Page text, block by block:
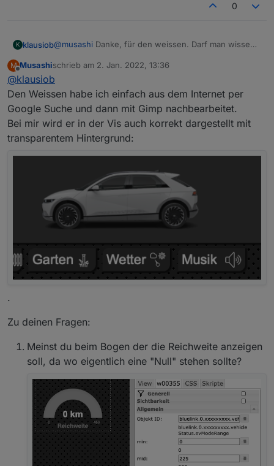
0
K klausiob@musashi Danke, für den weissen. Darf man wissen
sein. Bei den Reifenherstellern gibt es ja die Autos in
3D.
Ansonsten habe ich ein paar Probleme:
Im Editor steht vorne unter dem Bogen noch 0.
Das ganze interessiert mich ja hauptsächlich
wegen der 12V-Batterie. Die verschwindet ja
immer mal in der Bluelink-App und dann kommt
sie plötzlich mal mit "Warnung". Aber irgendwie
ändert sich der Wert seit einer Woche nicht
gefunden für die ganzen Icons, die auch in der
Worauf läuft Deine Visu? Handy und PC?
M
Offline
Musashischrieb am 2. Jan. 2022, 13:36
zuletzt editiert von
@klausiob
Den Weissen habe ich einfach aus dem Internet per
Google Suche und dann mit Gimp nachbearbeitet.
Bei mir wird er in der Vis auch korrekt dargestellt mit
transparentem Hintergrund:
.
Zu deinen Fragen:
Meinst du beim Bogen der die Reichweite anzeigen
soll, da wo eigentlich eine "Null" stehen sollte?